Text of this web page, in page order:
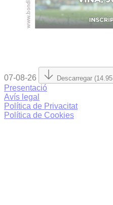
07-08-26 Descarregar
Presentació
Avís legal
Política de Privacitat
Política de Cookies